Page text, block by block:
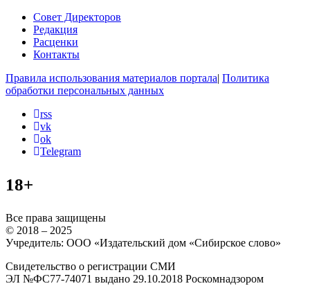
Совет Директоров
Редакция
Расценки
Контакты
Правила использования материалов портала| Политика
обработки персональных данных
rss
vk
ok
Telegram
18+
Все права защищены
© 2018 – 2025
Учредитель: ООО «Издательский дом «Сибирское слово»
Свидетельство о регистрации СМИ
ЭЛ №ФС77-74071 выдано 29.10.2018 Роскомнадзором